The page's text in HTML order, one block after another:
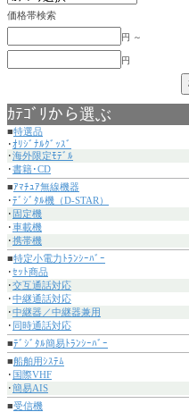
価格帯検索
円 ～
円
ｶﾃｺﾞﾘから選ぶ
■特選品
･ｵﾘｼﾞﾅﾙｸﾞｯｽﾞ
･海外限定ﾓﾃﾞﾙ
･書籍･CD
■ｱﾏﾁｭｱ無線機器
･ﾃﾞｼﾞﾀﾙ機（D-STAR）
･ 固定機
･車載機
･携帯機
■特定小電力ﾄﾗﾝｼｰﾊﾞｰ
･ｾｯﾄ商品
･交互通話対応
･中継通話対応
･中継器／中継器兼用
･ 同時通話対応
■ﾃﾞｼﾞﾀﾙ簡易ﾄﾗﾝｼｰﾊﾞｰ
■船舶用ｼｽﾃﾑ
･ 国際VHF
･簡易AIS
■受信機